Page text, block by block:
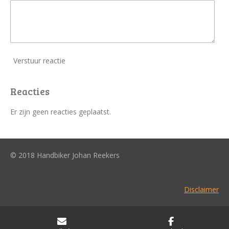
Verstuur reactie
Reacties
Er zijn geen reacties geplaatst.
© 2018 Handbiker Johan Reekers
Disclaimer